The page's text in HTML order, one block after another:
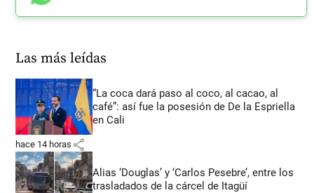
Las más leídas
“La coca dará paso al coco, al cacao, al
café”: así fue la posesión de De la Espriella
en Cali
hace 14 horas share
Alias ‘Douglas’ y ‘Carlos Pesebre’, entre los
trasladados de la cárcel de Itagüí